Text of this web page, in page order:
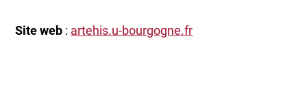
Site web : artehis.u-bourgogne.fr